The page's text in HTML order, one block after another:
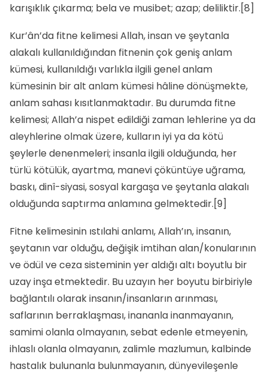
karışıklık çıkarma; bela ve musibet; azap; deliliktir.[8]
Kur’ân’da fitne kelimesi Allah, insan ve şeytanla
alakalı kullanıldığından fitnenin çok geniş anlam
kümesi, kullanıldığı varlıkla ilgili genel anlam
kümesinin bir alt anlam kümesi hâline dönüşmekte,
anlam sahası kısıtlanmaktadır. Bu durumda fitne
kelimesi; Allah’a nispet edildiği zaman lehlerine ya da
aleyhlerine olmak üzere, kulların iyi ya da kötü
şeylerle denenmeleri; insanla ilgili olduğunda, her
türlü kötülük, ayartma, manevi çöküntüye uğrama,
baskı, dinî-siyasi, sosyal kargaşa ve şeytanla alakalı
olduğunda saptırma anlamına gel­mektedir.[9]
Fitne kelimesinin ıstılahi anlamı, Allah’ın, insanın,
şeytanın var olduğu, değişik imtihan alan/konularının
ve ödül ve ceza sisteminin yer aldığı altı boyutlu bir
uzay inşa etmektedir. Bu uzayın her boyutu birbiriyle
bağlantılı olarak insanın/insanların arınması,
saflarının berraklaşması, inananla inanmayanın,
samimi olanla olmayanın, sebat edenle etmeyenin,
ihlaslı olanla olmayanın, zalimle mazlumun, kalbinde
hastalık bulunanla bulunmayanın, dünyevileşenle